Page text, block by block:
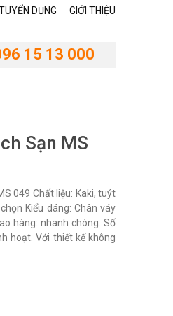
DỤNG GIỚI THIỆU
15 13 000
Sạn MS
049 Chất liệu: Kaki, tuýt
Kiểu dáng: Chân váy
hàng: nhanh chóng. Số
hoạt. Với thiết kế không